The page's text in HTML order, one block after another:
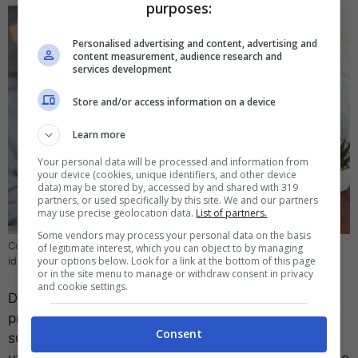
Con Alarmy quando suona la sveglia non hai più scuse – computer-
idea.it
Dopo aver risolto uno o più problemi matematici
proposti da Alarmy (dimostrando così che sei
sufficientemente vigile), puoi considerarti
purposes:
Personalised advertising and content, advertising and
content measurement, audience research and
services development
Store and/or access information on a device
Learn more
Your personal data will be processed and information from
your device (cookies, unique identifiers, and other device
data) may be stored by, accessed by and shared with 319
partners, or used specifically by this site. We and our partners
may use precise geolocation data. List of partners.
Some vendors may process your personal data on the basis
of legitimate interest, which you can object to by managing
your options below. Look for a link at the bottom of this page
or in the site menu to manage or withdraw consent in privacy
and cookie settings.
Consent